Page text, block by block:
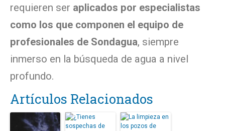
requieren ser aplicados por especialistas
como los que componen el equipo de
profesionales de Sondagua, siempre
inmerso en la búsqueda de agua a nivel
profundo.
Artículos Relacionados